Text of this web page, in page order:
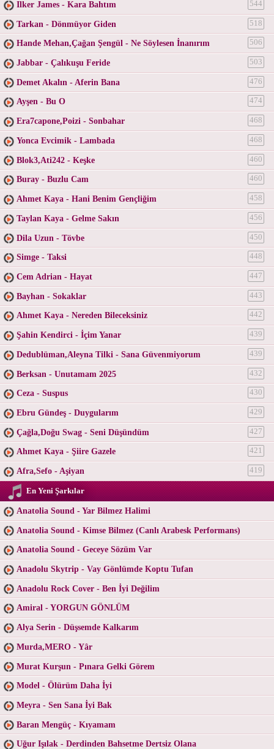
Ilker James - Kara Bahtım 544
Tarkan - Dönmüyor Giden 518
Hande Mehan,Çağan Şengül - Ne Söylesen İnanırım 506
Jabbar - Çalıkuşu Feride 503
Demet Akalın - Aferin Bana 476
Ayşen - Bu O 474
Era7capone,Poizi - Sonbahar 468
Yonca Evcimik - Lambada 468
Blok3,Ati242 - Keşke 460
Buray - Buzlu Cam 460
Ahmet Kaya - Hani Benim Gençliğim 458
Taylan Kaya - Gelme Sakın 456
Dila Uzun - Tövbe 450
Simge - Taksi 448
Cem Adrian - Hayat 447
Bayhan - Sokaklar 443
Ahmet Kaya - Nereden Bileceksiniz 442
Şahin Kendirci - İçim Yanar 439
Dedublüman,Aleyna Tilki - Sana Güvenmiyorum 439
Berksan - Unutamam 2025 432
Ceza - Suspus 430
Ebru Gündeş - Duygularım 429
Çağla,Doğu Swag - Seni Düşündüm 427
Ahmet Kaya - Şiire Gazele 421
Afra,Sefo - Aşiyan 419
En Yeni Şarkılar
Anatolia Sound - Yar Bilmez Halimi
Anatolia Sound - Kimse Bilmez (Canlı Arabesk Performans)
Anatolia Sound - Geceye Sözüm Var
Anadolu Skytrip - Vay Gönlümde Koptu Tufan
Anadolu Rock Cover - Ben İyi Değilim
Amiral - YORGUN GÖNLÜM
Alya Serin - Düşsemde Kalkarım
Murda,MERO - Yâr
Murat Kurşun - Pınara Gelki Görem
Model - Ölürüm Daha İyi
Meyra - Sen Sana İyi Bak
Baran Mengüç - Kıyamam
Uğur Işılak - Derdinden Bahsetme Dertsiz Olana